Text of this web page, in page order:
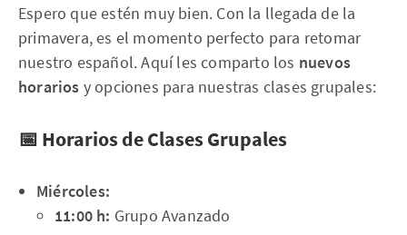
Espero que estén muy bien. Con la llegada de la
primavera, es el momento perfecto para retomar
nuestro español. Aquí les comparto los nuevos
horarios y opciones para nuestras clases grupales:
📅 Horarios de Clases Grupales
Miércoles:
11:00 h: Grupo Avanzado